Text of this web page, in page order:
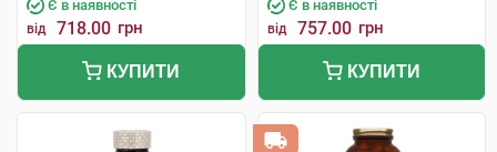
Є в наявності
від 718.00 грн
КУПИТИ
Є в наявності
від 757.00 грн
КУПИТИ